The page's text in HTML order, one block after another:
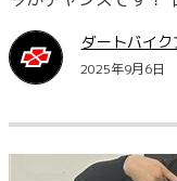
ダートバイ
2025年9月6日